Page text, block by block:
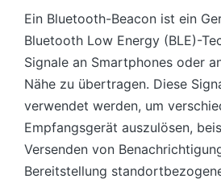
Ein Bluetooth-Beacon ist ein
Bluetooth Low Energy (BLE)-
Signale an Smartphones oder
Nähe zu übertragen. Diese
verwendet werden, um
Empfangsgerät auszulösen,
Versenden von
Bereitstellung